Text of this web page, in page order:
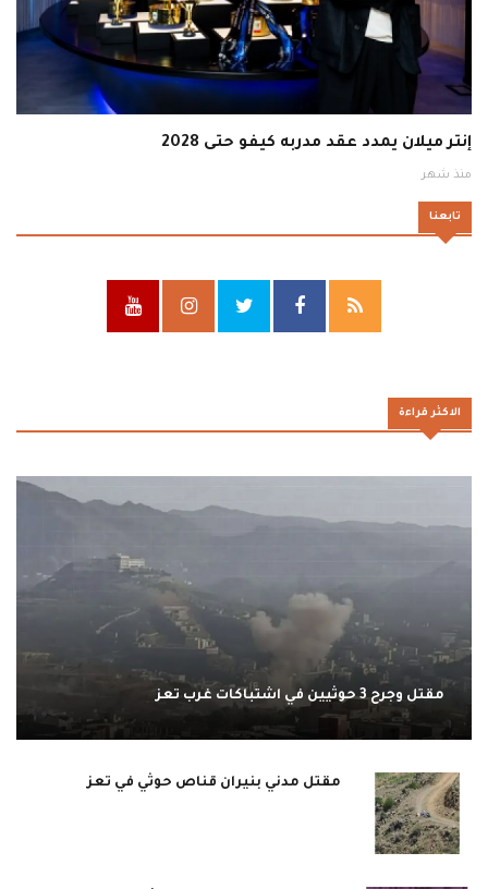
إنتر ميلان يمدد عقد مدربه كيفو حتى 2028
منذ شهر
تابعنا
الاكثر قراءة
مقتل وجرح 3 حوثيين في اشتباكات غرب تعز
مقتل مدني بنيران قناص حوثي في تعز